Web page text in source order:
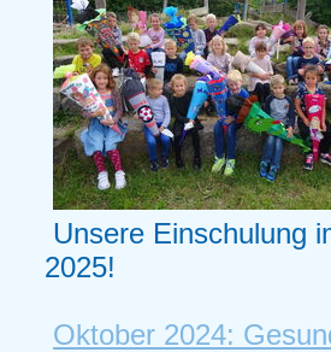
Unsere
2025!
Oktober 2024: